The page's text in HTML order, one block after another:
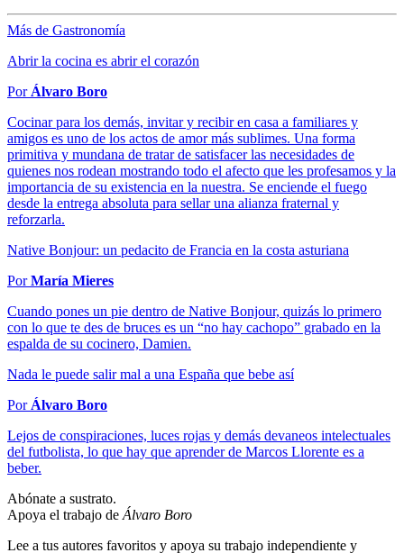
Más de Gastronomía
Abrir la cocina es abrir el corazón
Por Álvaro Boro
Cocinar para los demás, invitar y recibir en casa a familiares y
amigos es uno de los actos de amor más sublimes. Una forma
primitiva y mundana de tratar de satisfacer las necesidades de
quienes nos rodean mostrando todo el afecto que les profesamos y la
importancia de su existencia en la nuestra. Se enciende el fuego
desde la entrega absoluta para sellar una alianza fraternal y
reforzarla.
Native Bonjour: un pedacito de Francia en la costa asturiana
PorMaría Mieres
Cuando pones un pie dentro de Native Bonjour, quizás lo primero
con lo que te des de bruces es un “no hay cachopo” grabado en la
espalda de su cocinero, Damien.
Nada le puede salir mal a una España que bebe así
Por Álvaro Boro
Lejos de conspiraciones, luces rojas y demás devaneos intelectuales
del futbolista, lo que hay que aprender de Marcos Llorente es a
beber.
Abónate a sustrato.
Apoya el trabajo de Álvaro Boro
Lee a tus autores favoritos y apoya su trabajo independiente y